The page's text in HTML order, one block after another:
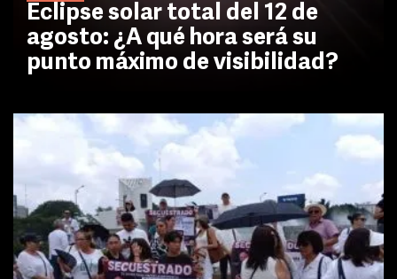
Eclipse solar total del 12 de
agosto: ¿A qué hora será su
punto máximo de visibilidad?